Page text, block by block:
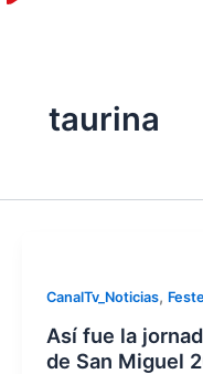
taurina
CanalTv_Noticias,
Así fue la
de San Miguel